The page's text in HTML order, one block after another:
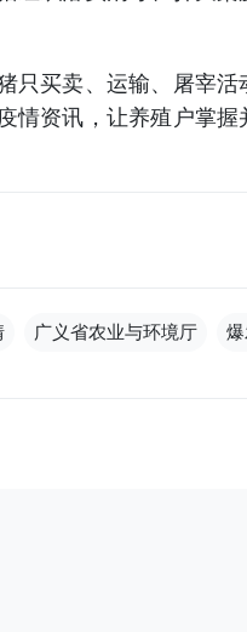
只买卖、运输、屠宰
情资讯，让养殖户掌
广义省农业与环境厅